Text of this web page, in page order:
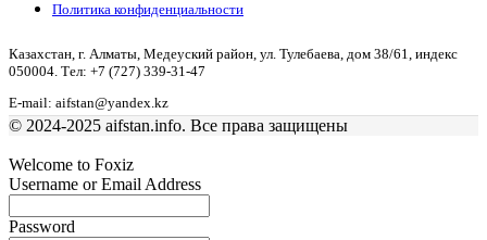
Политика конфиденциальности
Казахстан, г. Алматы, Медеуский район, ул. Тулебаева, дом 38/61, индекс
050004. Тел: +7 (727) 339-31-47
E-mail: aifstan@yandex.kz
© 2024-2025 aifstan.info. Все права защищены
Welcome to Foxiz
Username or Email Address
Password